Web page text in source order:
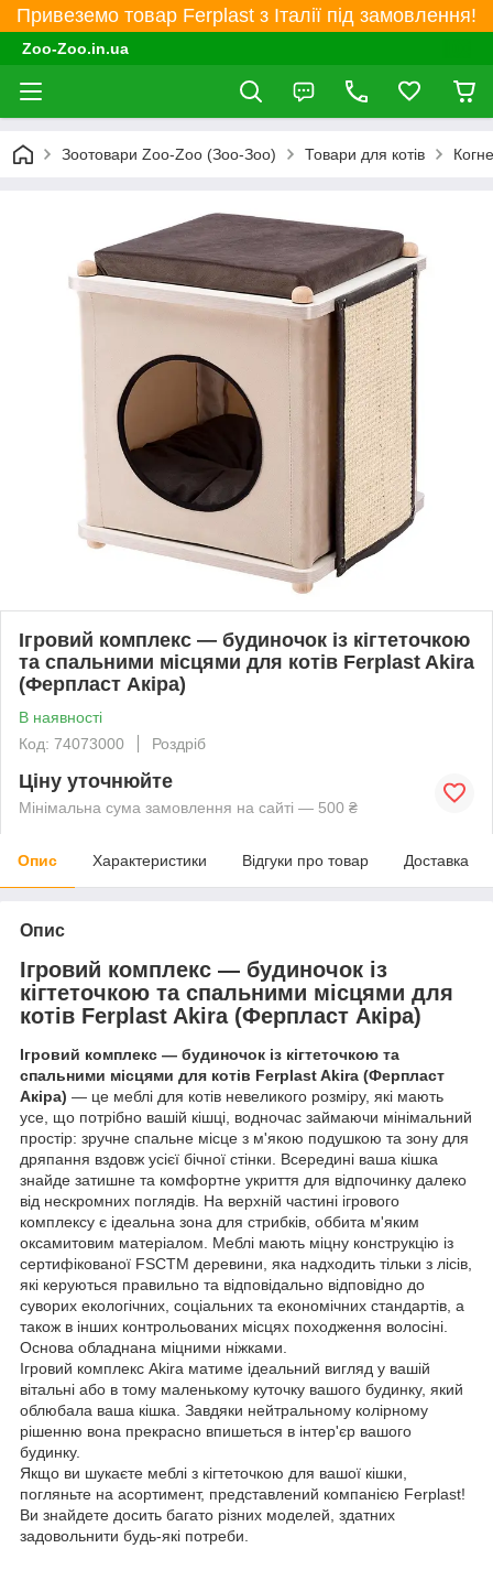
Привеземо товар Ferplast з Італії під замовлення!
Zoo-Zoo.in.ua
Зоотовари Zoo-Zoo (Зоо-Зоо) Товари для котів
Ігровий комплекс — будиночок із кігтеточкою
та спальними місцями для котів Ferplast Akira
(Ферпласт Акіра)
В наявності
Код: 74073000
Роздріб
Ціну уточнюйте
Мінімальна сума замовлення на сайті — 500 ₴
Опис Характеристики Відгуки про товар Доставка
Опис
Ігровий комплекс — будиночок із
кігтеточкою та спальними місцями для
котів Ferplast Akira (Ферпласт Акіра)
Ігровий комплекс — будиночок із кігтеточкою та
спальними місцями для котів Ferplast Akira (Ферпласт
Акіра) — це меблі для котів невеликого розміру, які мають
усе, що потрібно вашій кішці, водночас займаючи мінімальний
простір: зручне спальне місце з м'якою подушкою та зону для
дряпання вздовж усієї бічної стінки. Всередині ваша кішка
знайде затишне та комфортне укриття для відпочинку далеко
від нескромних поглядів. На верхній частині ігрового
комплексу є ідеальна зона для стрибків, оббита м'яким
оксамитовим матеріалом. Меблі мають міцну конструкцію із
сертифікованої FSCTM деревини, яка надходить тільки з лісів,
які керуються правильно та відповідально відповідно до
суворих екологічних, соціальних та економічних стандартів, а
також в інших контрольованих місцях походження волосіні.
Основа обладнана міцними ніжками.
Ігровий комплекс Akira матиме ідеальний вигляд у вашій
вітальні або в тому маленькому куточку вашого будинку, який
облюбала ваша кішка. Завдяки нейтральному колірному
рішенню вона прекрасно впишеться в інтер'єр вашого
будинку.
Якщо ви шукаєте меблі з кігтеточкою для вашої кішки,
погляньте на асортимент, представлений компанією Ferplast!
Ви знайдете досить багато різних моделей, здатних
задовольнити будь-які потреби.